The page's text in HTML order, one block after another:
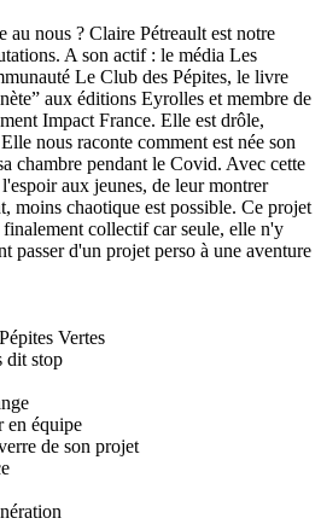
au nous ? Claire Pétreault est notre
A son actif : le média Les
Le Club des Pépites, le livre
aux éditions Eyrolles et membre de
Impact France. Elle est drôle,
nous raconte comment est née son
chambre pendant le Covid. Avec cette
aux jeunes, de leur montrer
moins chaotique est possible. Ce projet
collectif car seule, elle n'y
passer d'un projet perso à une aventure
Vertes
dit stop
en équipe
de son projet